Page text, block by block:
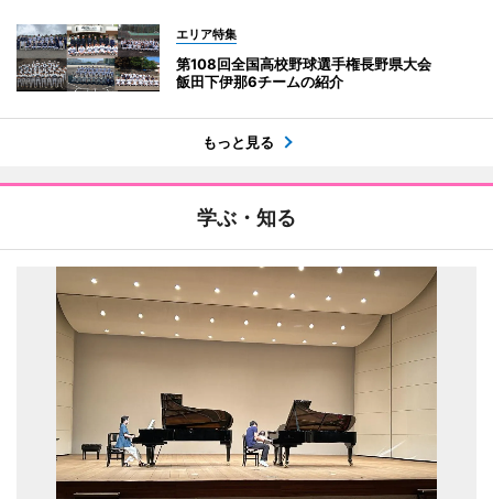
エリア特集
第108回全国高校野球選手権長野県大会
飯田下伊那6チームの紹介
もっと見る
学ぶ・知る